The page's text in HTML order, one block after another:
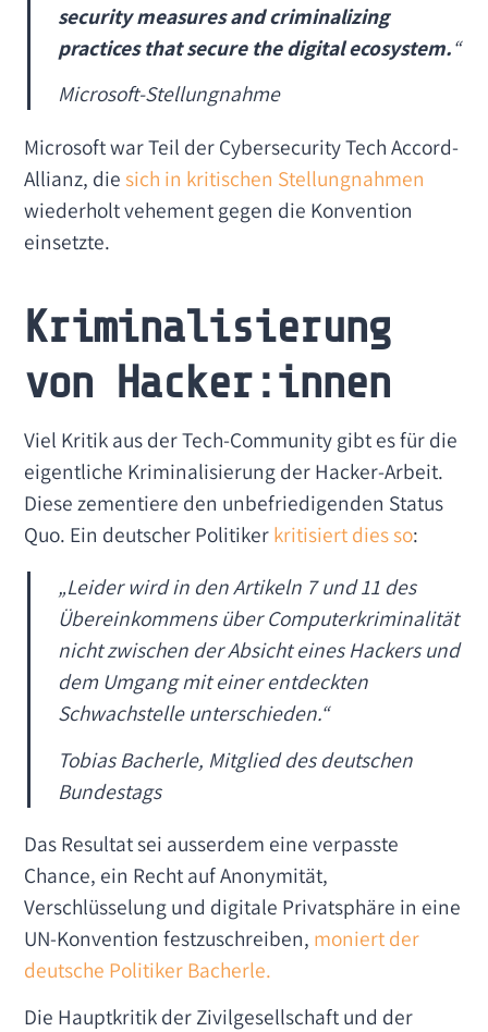
security measures and criminalizing
practices that secure the digital ecosystem.“
Microsoft-Stellungnahme
Microsoft war Teil der Cybersecurity Tech Accord-
Allianz, diesich in kritischen Stellungnahmen
wiederholt vehement gegen die Konvention
einsetzte.
Kriminalisierung
von Hacker:innen
Viel Kritik aus der Tech-Community gibt es für die
eigentliche Kriminalisierung der Hacker-Arbeit.
Diese zementiere den unbefriedigenden Status
Quo. Ein deutscher Politikerkritisiert dies so:
„Leider wird in den Artikeln 7 und 11 des
Übereinkommens über Computerkriminalität
nicht zwischen der Absicht eines Hackers und
dem Umgang mit einer entdeckten
Schwachstelle unterschieden.“
Tobias Bacherle, Mitglied des deutschen
Bundestags
Das Resultat sei ausserdem eine verpasste
Chance, ein Recht auf Anonymität,
Verschlüsselung und digitale Privatsphäre in eine
UN-Konvention festzuschreiben, moniert der
deutsche Politiker Bacherle.
Die Hauptkritik der Zivilgesellschaft und der